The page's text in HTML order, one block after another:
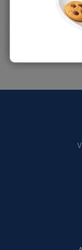
Ons verkoopteam
088-1668375